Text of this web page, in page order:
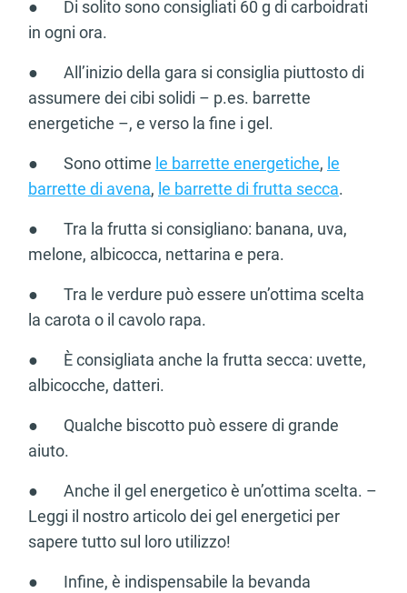
● Di solito sono consigliati 60 g di carboidrati
in ogni ora.
● All’inizio della gara si consiglia piuttosto di
assumere dei cibi solidi – p.es. barrette
energetiche –, e verso la fine i gel.
● Sono ottime le barrette energetiche, le
barrette di avena, le barrette di frutta secca.
● Tra la frutta si consigliano: banana, uva,
melone, albicocca, nettarina e pera.
● Tra le verdure può essere un’ottima scelta
la carota o il cavolo rapa.
● È consigliata anche la frutta secca: uvette,
albicocche, datteri.
● Qualche biscotto può essere di grande
aiuto.
● Anche il gel energetico è un’ottima scelta. –
Leggi il nostro articolo dei gel energetici per
sapere tutto sul loro utilizzo!
● Infine, è indispensabile la bevanda